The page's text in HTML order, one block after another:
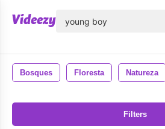
Bosques Floresta Natureza
Filters